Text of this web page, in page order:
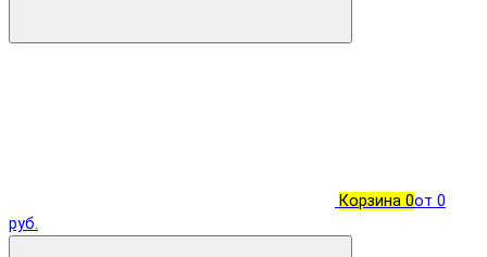
Корзина 0от 0
руб.